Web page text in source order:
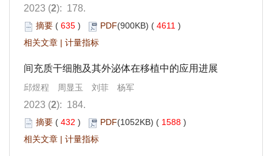
2023 (2): 178.
摘要 ( 635 ) PDF(900KB) ( 4611 )
相关文章 | 计量指标
间充质干细胞及其外泌体在移植中的应用进展
邱煜程 周显玉 刘菲 杨军
2023 (2): 184.
摘要 ( 432 ) PDF(1052KB) ( 1588 )
相关文章 | 计量指标